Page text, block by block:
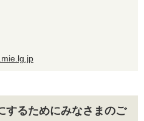
するためにみなさまのご